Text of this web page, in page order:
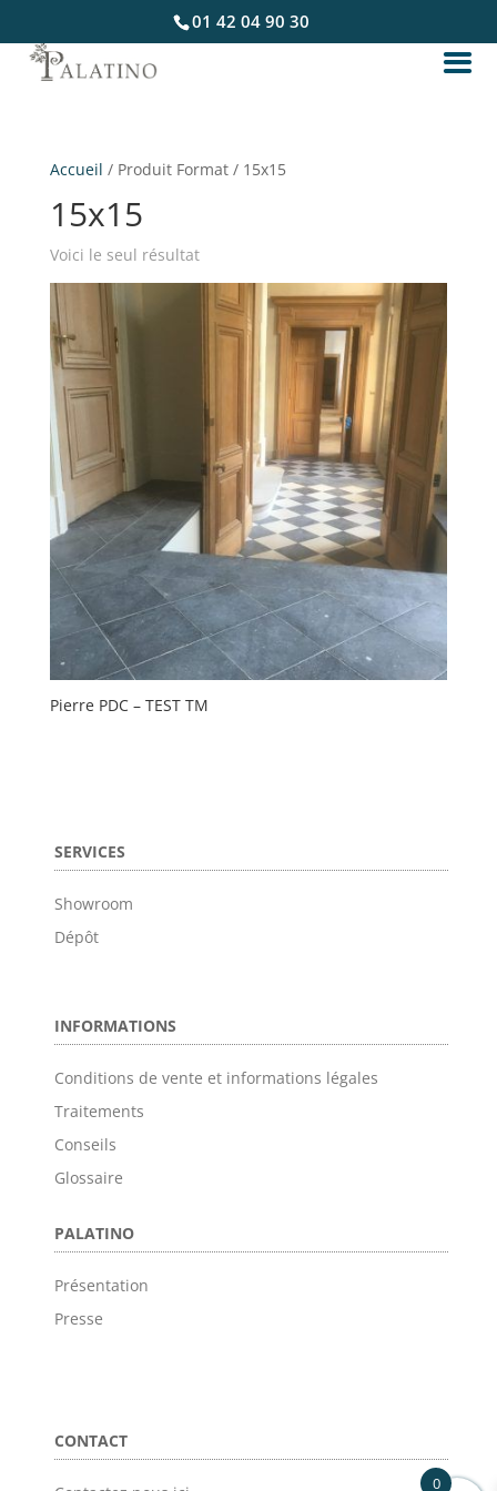
01 42 04 90 30
Accueil / Produit Format / 15x15
15x15
Voici le seul résultat
Pierre PDC – TEST TM
SERVICES
Showroom
Dépôt
INFORMATIONS
Conditions de vente et informations légales
Traitements
Conseils
Glossaire
PALATINO
Présentation
Presse
CONTACT
0